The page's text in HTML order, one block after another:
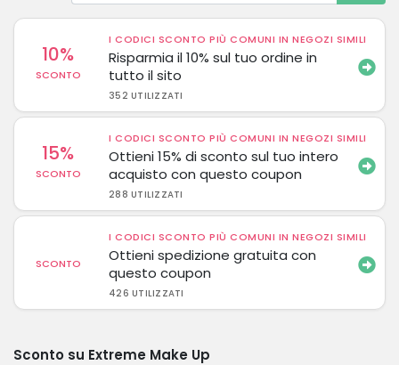
10%
SCONTO
I CODICI SCONTO PIÙ COMUNI IN NEGOZI SIMILI
Risparmia il 10% sul tuo ordine in
tutto il sito
352 UTILIZZATI
15%
SCONTO
I CODICI SCONTO PIÙ COMUNI IN NEGOZI SIMILI
Ottieni 15% di sconto sul tuo intero
acquisto con questo coupon
288 UTILIZZATI
SCONTO
I CODICI SCONTO PIÙ COMUNI IN NEGOZI SIMILI
Ottieni spedizione gratuita con
questo coupon
426 UTILIZZATI
Sconto su Extreme Make Up